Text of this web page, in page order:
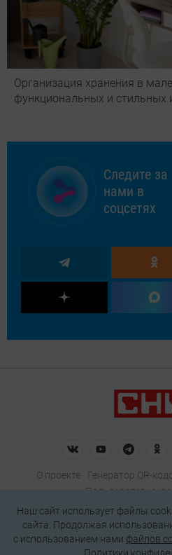
Организация хранения в
функциональных и стильных
Следите за
нами в
соцсетях
О проекте Генератор QR-
Политика
Подписаться
Наш сайт использует файлы
сайта. Продолжая
c использованием нами файлов